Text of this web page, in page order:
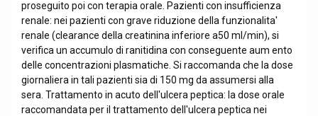
proseguito poi con terapia orale. Pazienti con insufficienza
renale: nei pazienti con grave riduzione della funzionalita'
renale (clearance della creatinina inferiore a50 ml/min), si
verifica un accumulo di ranitidina con conseguente aum ento
delle concentrazioni plasmatiche. Si raccomanda che la dose
giornaliera in tali pazienti sia di 150 mg da assumersi alla
sera. Trattamento in acuto dell'ulcera peptica: la dose orale
raccomandata per il trattamento dell'ulcera peptica nei